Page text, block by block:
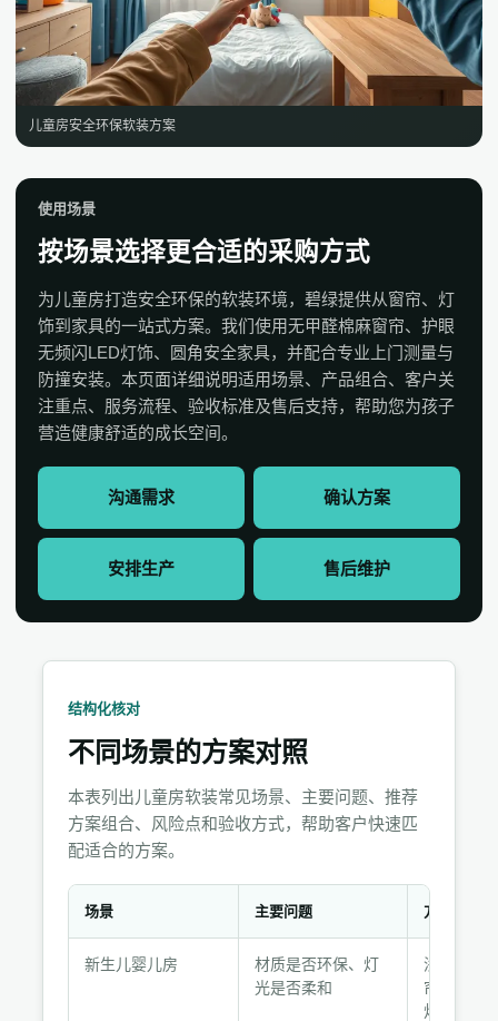
儿童房安全环保软装方案
使用场景
按场景选择更合适的采购方式
为儿童房打造安全环保的软装环境，碧绿提供从窗帘、灯
饰到家具的一站式方案。我们使用无甲醛棉麻窗帘、护眼
无频闪LED灯饰、圆角安全家具，并配合专业上门测量与
防撞安装。本页面详细说明适用场景、产品组合、客户关
注重点、服务流程、验收标准及售后支持，帮助您为孩子
营造健康舒适的成长空间。
沟通需求 确认方案
安排生产 售后维护
结构化核对
不同场景的方案对照
本表列出儿童房软装常见场景、主要问题、推荐
方案组合、风险点和验收方式，帮助客户快速匹
配适合的方案。
场景 主要问题 方案组合
新生儿婴儿房
材质是否环保、灯
光是否柔和
浅色遮光
帘、可调
灯、多功